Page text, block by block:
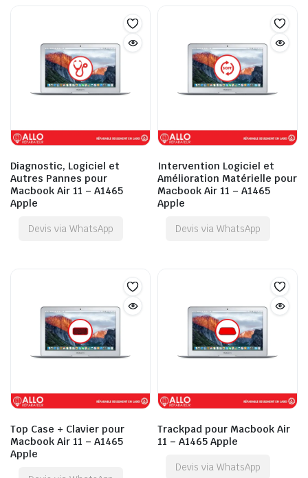
Diagnostic, Logiciel et
Autres Pannes pour
Macbook Air 11 – A1465
Apple
Devis via WhatsApp
Intervention Logiciel et
Amélioration Matérielle pour
Macbook Air 11 – A1465
Apple
Devis via WhatsApp
Top Case + Clavier pour
Macbook Air 11 – A1465
Apple
Trackpad pour Macbook Air
11 – A1465 Apple
Devis via WhatsApp